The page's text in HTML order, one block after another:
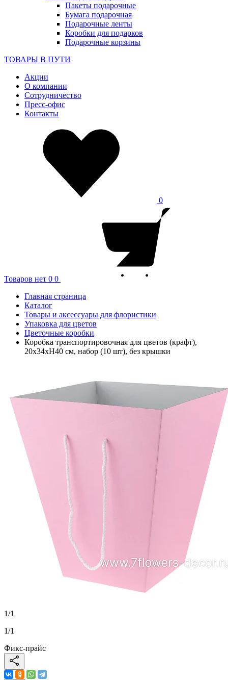
Пакеты подарочные
Бумага подарочная
Подарочные ленты
Коробки для подарков
Подарочные корзины
ТОВАРЫ В ПУТИ
Акции
О компании
Сотрудничество
Пресс-офис
Контакты
0
Товаров нет 0 0
Главная страница
Каталог
Товары и аксессуары для флористики
Упаковка для цветов
Цветочные коробки
Коробка транспортировочная для цветов (крафт),
20x34xH40 см, набор (10 шт), без крышки
1/1
1/1
Фикс-прайс